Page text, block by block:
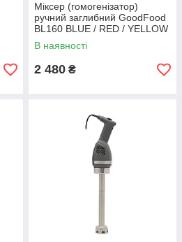
Міксер (гомогенізатор)
ручний заглибний GoodFood
BL160 BLUE / RED / YELLOW
В наявності
2 480 ₴